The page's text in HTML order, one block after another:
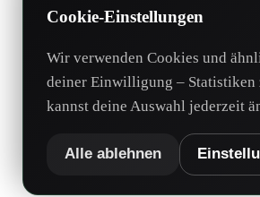
Cookie-Einstellungen
Wir verwenden Cookies und
deiner Einwilligung – Statistiken
kannst deine Auswahl jederzeit
Alle ablehnen